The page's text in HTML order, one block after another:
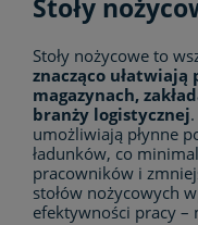
Stoły
Stoły nożycowe to
znacząco
magazynach,
branży logistycznej
umożliwiają płynne
ładunków, co
pracowników i
stołów nożycowych
efektywności pracy –